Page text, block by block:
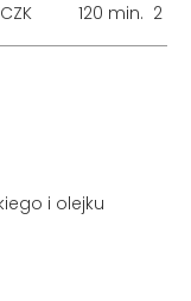
120 min. 2
i olejku